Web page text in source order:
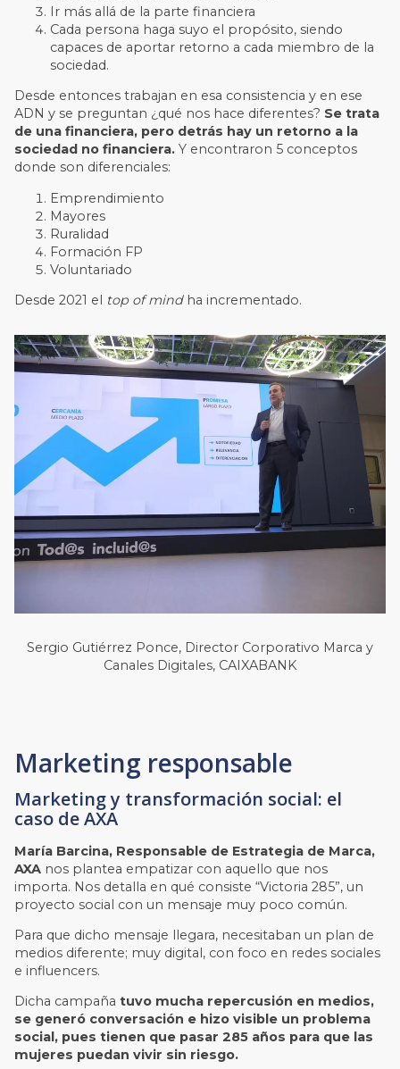
Ir más allá de la parte financiera
Cada persona haga suyo el propósito, siendo
capaces de aportar retorno a cada miembro de la
sociedad.
Desde entonces trabajan en esa consistencia y en ese
ADN y se preguntan ¿qué nos hace diferentes? Se trata
de una financiera, pero detrás hay un retorno a la
sociedad no financiera.Y encontraron 5 conceptos
donde son diferenciales:
Emprendimiento
Mayores
Ruralidad
Formación FP
Voluntariado
Desde 2021 el top of mindha incrementado.
Sergio Gutiérrez Ponce, Director Corporativo Marca y
Canales Digitales, CAIXABANK
Marketing responsable
Marketing y transformación social: el
caso de AXA
María Barcina, Responsable de Estrategia de Marca,
AXA nos plantea empatizar con aquello que nos
importa. Nos detalla en qué consiste “Victoria 285”, un
proyecto social con un mensaje muy poco común.
Para que dicho mensaje llegara, necesitaban un plan de
medios diferente; muy digital, con foco en redes sociales
e influencers.
Dicha campaña tuvo mucha repercusión en medios,
se generó conversación e hizo visible un problema
social, pues tienen que pasar 285 años para que las
mujeres puedan vivir sin riesgo.